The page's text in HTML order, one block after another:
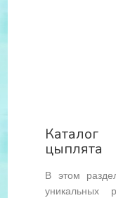
цыплята
В этом
уникальных